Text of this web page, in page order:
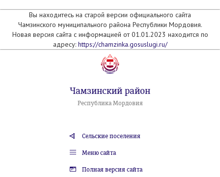
Вы находитесь на старой версии официального сайта
Чамзинского муниципального района Республики Мордовия.
Новая версия сайта с информацией от 01.01.2023 находится по
адресу: https://chamzinka.gosuslugi.ru/
Чамзинский район
Республика Мордовия
Сельские поселения
Меню сайта
Полная версия сайта